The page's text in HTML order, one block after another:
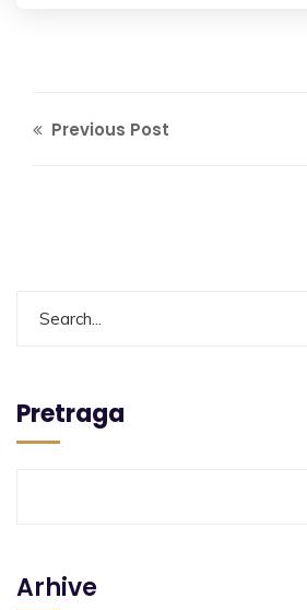
Previous Post
Pretraga
Arhive